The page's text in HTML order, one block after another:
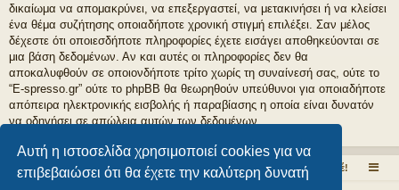
Αυτή η ιστοσελίδα χρησιμοποιεί cookies για να
επιβεβαιώσει ότι θα έχετε την καλύτερη δυνατή
δικαίωμα να απομακρύνει, να επεξεργαστεί, να μετακινήσει ή να κλείσει
ένα θέμα συζήτησης οποιαδήποτε χρονική στιγμή επιλέξει. Σαν μέλος
δέχεστε ότι οποιεσδήποτε πληροφορίες έχετε εισάγει αποθηκεύονται σε
μια βάση δεδομένων. Αν και αυτές οι πληροφορίες δεν θα
αποκαλυφθούν σε οποιονδήποτε τρίτο χωρίς τη συναίνεσή σας, ούτε το
“E-spresso.gr” ούτε το phpBB θα θεωρηθούν υπεύθυνοι για οποιαδήποτε
απόπειρα ηλεκτρονικής εισβολής ή παραβίασης η οποία είναι δυνατόν
να οδηγήσει σε απώλεια αυτών των δεδομένων.
Το εσπρέσσο στα ηλεκτρονικά! Εδώ μιλάμε ελεύθερα για τον καφέ!